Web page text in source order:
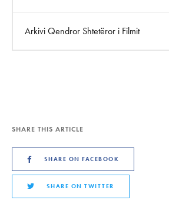
Arkivi Qendror Shtetëror i Filmit
SHARE THIS ARTICLE
SHARE ON FACEBOOK
SHARE ON TWITTER